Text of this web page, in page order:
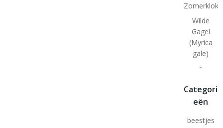
Wilde
Gagel
(Myrica
gale)
-
Categori
eën
beestjes